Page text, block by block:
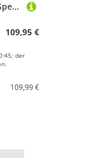
adidas Originals Handball Spezial Sneakers crsk
109,95 €
der
109,99 €